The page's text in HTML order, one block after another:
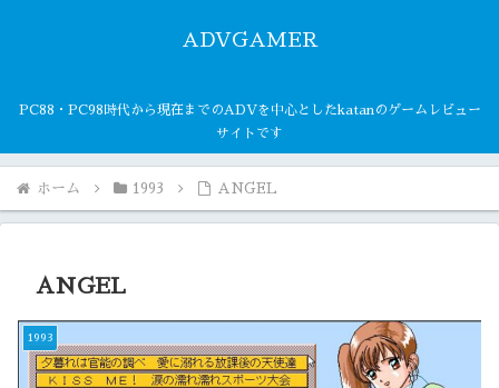
ADVGAMER
PC88・PC98時代から現在までのADVを中心としたkatanのゲームレビュー
サイトです
ホーム 1993 ANGEL
ANGEL
1993